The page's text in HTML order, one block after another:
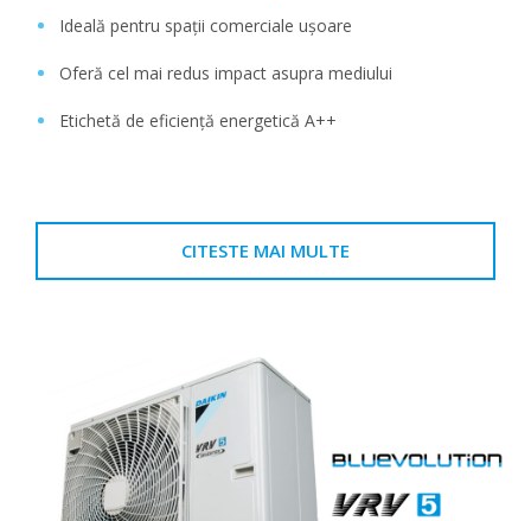
Ideală pentru spații comerciale ușoare
Oferă cel mai redus impact asupra mediului
Etichetă de eficiență energetică A++
CITESTE MAI MULTE